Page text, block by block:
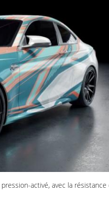
activé, avec la